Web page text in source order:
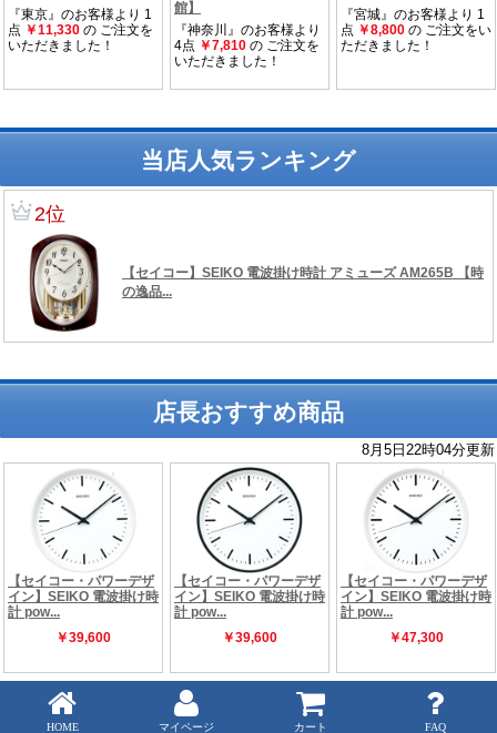
HOME マイページ カート FAQ
当店人気ランキング
店長おすすめ商品
Copyright (C) 時の逸品館 ALL rights reserved.